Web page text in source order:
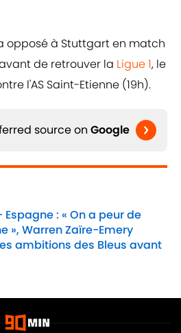
opposé à Stuttgart en match
de retrouver la Ligue 1, le
l'AS Saint-Etienne (19h).
source on Google
Espagne : « On a peur de
», Warren Zaïre-Emery
ambitions des Bleus avant
on Invalid Date